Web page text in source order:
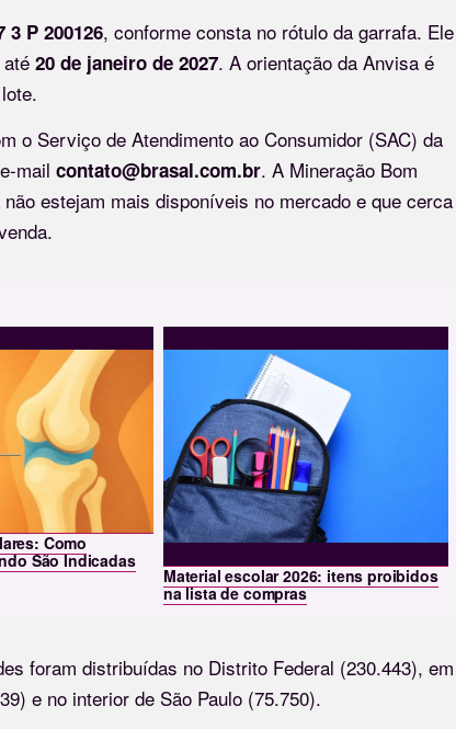
3 P 200126, conforme consta no rótulo da garrafa. Ele
20 de janeiro de 2027. A orientação da Anvisa é
o Serviço de Atendimento ao Consumidor (SAC) da
mail contato@brasal.com.br. A Mineração Bom
estejam mais disponíveis no mercado e que cerca
Como
São Indicadas
Material escolar 2026: itens proibidos
na lista de compras
foram distribuídas no Distrito Federal (230.443), em
e no interior de São Paulo (75.750).